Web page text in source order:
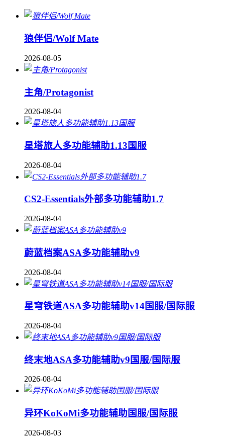
狼伴侣/Wolf Mate
2026-08-05
主角/Protagonist
2026-08-04
星塔旅人多功能辅助1.13国服
2026-08-04
CS2-Essentials外部多功能辅助1.7
2026-08-04
蔚蓝档案ASA多功能辅助v9
2026-08-04
星穹铁道ASA多功能辅助v14国服/国际服
2026-08-04
终末地ASA多功能辅助v9国服/国际服
2026-08-04
异环KoKoMi多功能辅助国服/国际服
2026-08-03